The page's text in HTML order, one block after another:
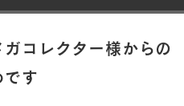
コレクター様からの
です